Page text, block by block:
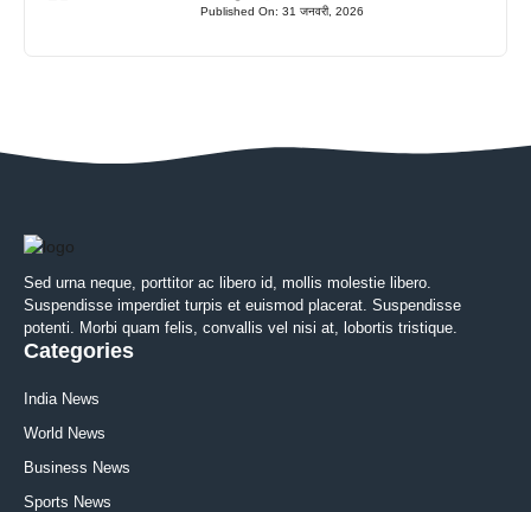
Published On: 31 जनवरी, 2026
Sed urna neque, porttitor ac libero id, mollis molestie libero.
Suspendisse imperdiet turpis et euismod placerat. Suspendisse
potenti. Morbi quam felis, convallis vel nisi at, lobortis tristique.
Categories
India News
World News
Business News
Sports News